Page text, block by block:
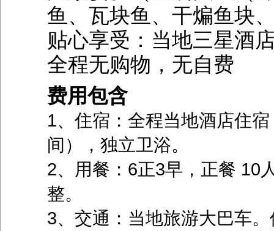
鱼、瓦块鱼、干煸鱼块
贴心享受：当地三星酒
全程无购物，无自费
费用包含
1、住宿：全程当地酒店住
间），独立卫浴。
2、用餐：6正3早，正餐 10
整。
3、交通：当地旅游大巴车